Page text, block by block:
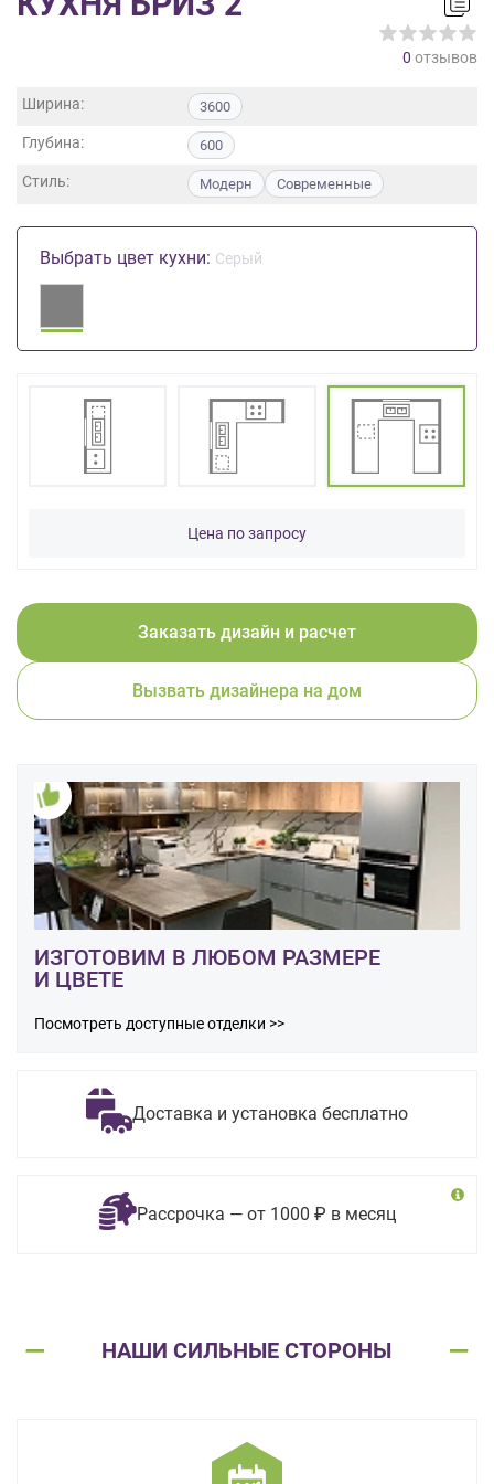
0 отзывов
Ширина: 3600
Глубина: 600
Стиль: Модерн Современные
Выбрать цвет кухни: Серый
Цена по запросу
Заказать дизайн и расчет
Вызвать дизайнера на дом
ИЗГОТОВИМ В ЛЮБОМ РАЗМЕРЕ
И ЦВЕТЕ
Посмотреть доступные отделки >>
Доставка и установка бесплатно
Рассрочка — от 1000 ₽ в месяц
НАШИ СИЛЬНЫЕ СТОРОНЫ
Согласие
персональных
данных
метрическими
персональных